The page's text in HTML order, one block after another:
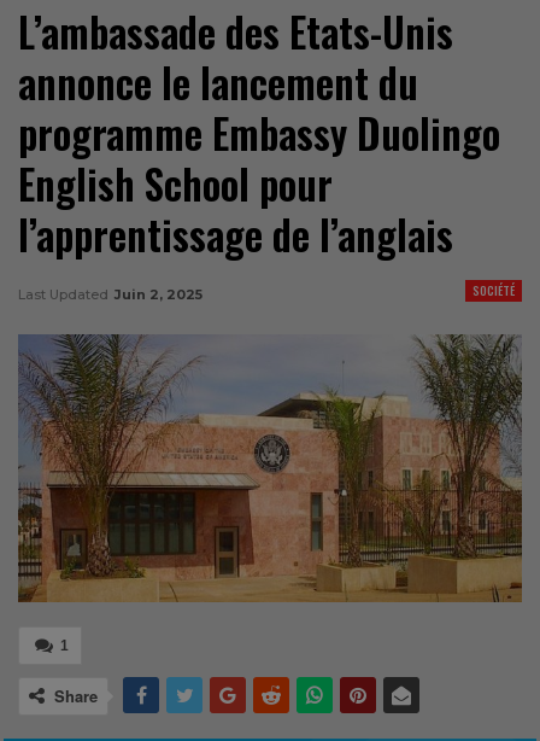
L’ambassade des Etats-Unis
annonce le lancement du
programme Embassy Duolingo
English School pour
l’apprentissage de l’anglais
SOCIÉTÉ
Last Updated Juin 2, 2025
1
Share